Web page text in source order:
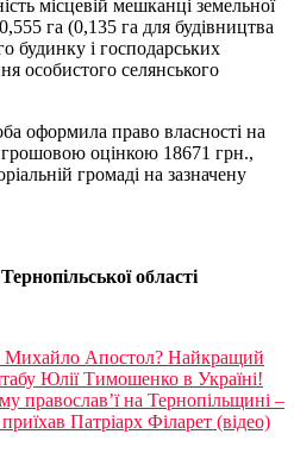
місцевій мешканці земельної
га (0,135 га для будівництва
будинку і господарських
особистого селянського
оформила право власності на
грошовою оцінкою 18671 грн.,
громаді на зазначену
області
Михайло Апостол? Найкращий
Юлії Тимошенко в Україні!
православ’ї на Тернопільщині –
Патріарх Філарет (відео)